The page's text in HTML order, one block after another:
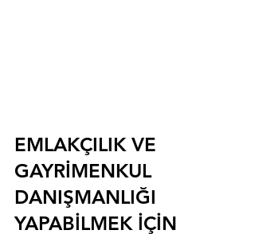
EMLAKÇILIK VE
GAYRİMENKUL
DANIŞMANLIĞI
YAPABİLMEK İÇİN